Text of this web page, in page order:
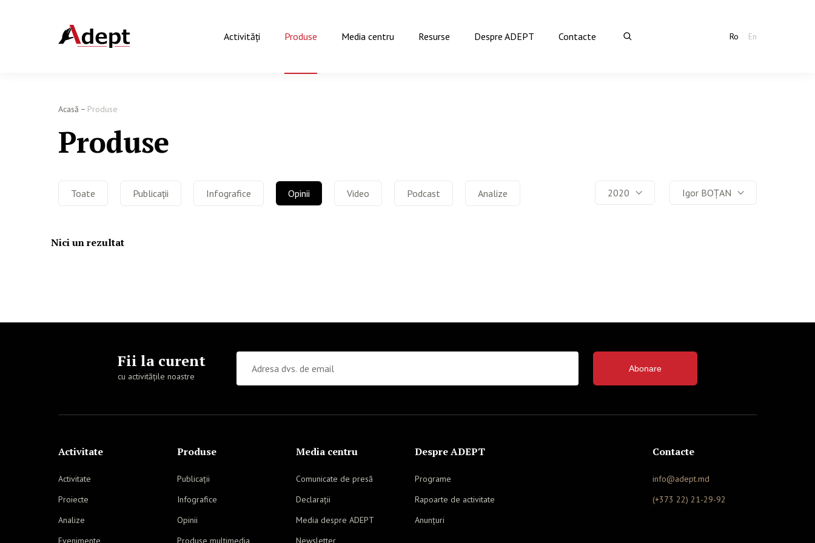
Activităţi Produse Media centru Resurse Despre ADEPT Contacte Ro En
Acasă Produse
Produse
Toate Publicații Infografice Opinii Video Podcast Analize 2020 Igor BOȚAN
Nici un rezultat
Fii la curent
cu activitățile noastre
Abonare
Activitate
Activitate
Proiecte
Analize
Evenimente
Produse
Publicații
Infografice
Opinii
Produse multimedia
Media centru
Comunicate de presă
Declarații
Media despre ADEPT
Newsletter
Despre ADEPT
Programe
Rapoarte de activitate
Anunțuri
Contacte
info@adept.md
(+373 22) 21-29-92